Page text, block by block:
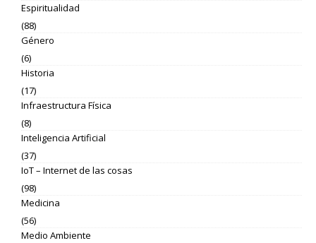
Espiritualidad
(88)
Género
(6)
Historia
(17)
Infraestructura Física
(8)
Inteligencia Artificial
(37)
IoT – Internet de las cosas
(98)
Medicina
(56)
Medio Ambiente